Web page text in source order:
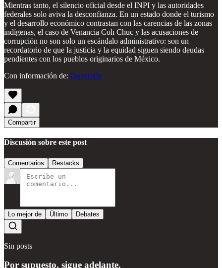
Mientras tanto, el silencio oficial desde el INPI y las autoridades
federales solo aviva la desconfianza. En un estado donde el turismo
y el desarrollo económico contrastan con las carencias de las zonas
indígenas, el caso de Venancia Coh Chuc y las acusaciones de
corrupción no son solo un escándalo administrativo: son un
recordatorio de que la justicia y la equidad siguen siendo deudas
pendientes con los pueblos originarios de México.
Con información de: Quadratín
Compartir
Discusión sobre este post
Comentarios Restacks
Lo mejor de Último Debates
Sin posts
Por supuesto, sigue adelante.